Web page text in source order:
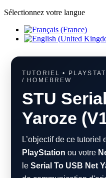
Sélectionnez votre langue
TUTORIEL •
/ HOMEBREW
STU
Yaroze
L’objectif de ce tutoriel
PlayStation ou votre
le Serial To USB Net